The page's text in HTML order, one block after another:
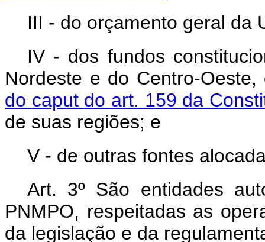
III - do orçamento geral da
IV - dos fundos
Nordeste e do Centro-
do caput do art. 159 da
de suas regiões; e
V - de outras fontes
Art. 3º São entidades
PNMPO, respeitadas as
da legislação e da